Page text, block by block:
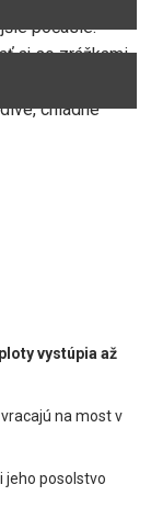
počasie.
aj so zrážkami.
ale
chladné
vystúpia až
na most v
jeho posolstvo